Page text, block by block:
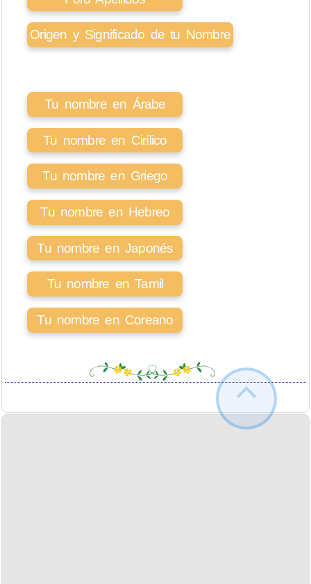
Origen y Significado de tu Nombre
Tu nombre en Árabe
Tu nombre en Cirílico
Tu nombre en Griego
Tu nombre en Hebreo
Tu nombre en Japonés
Tu nombre en Tamil
Tu nombre en Coreano